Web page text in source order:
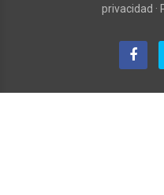
privacidad ·